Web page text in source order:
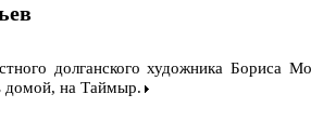
долганского художника Бориса
домой, на Таймыр.